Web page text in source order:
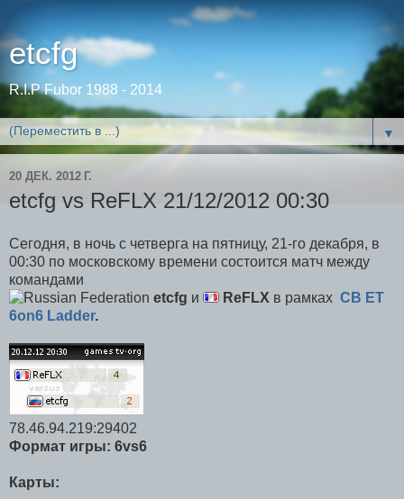
etcfg
R.I.P Fubor 1988 - 2014
▼
20 ДЕК. 2012 Г.
etcfg vs ReFLX 21/12/2012 00:30
Сегодня, в ночь с четверга на пятницу, 21-го декабря, в
00:30 по московскому времени состоится матч между
командами
etcfg и ReFLX в рамках CB ET
6on6 Ladder.
78.46.94.219:29402
Формат игры: 6vs6
Карты: